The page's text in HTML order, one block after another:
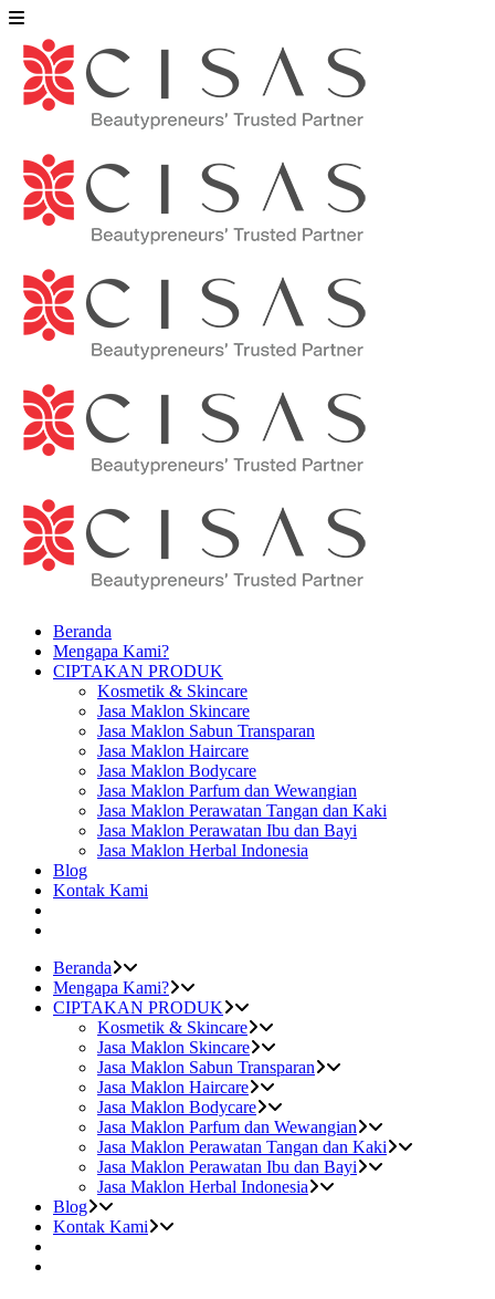
Beranda
Mengapa Kami?
CIPTAKAN PRODUK
Kosmetik & Skincare
Jasa Maklon Skincare
Jasa Maklon Sabun Transparan
Jasa Maklon Haircare
Jasa Maklon Bodycare
Jasa Maklon Parfum dan Wewangian
Jasa Maklon Perawatan Tangan dan Kaki
Jasa Maklon Perawatan Ibu dan Bayi
Jasa Maklon Herbal Indonesia
Blog
Kontak Kami
Beranda
Mengapa Kami?
CIPTAKAN PRODUK
Kosmetik & Skincare
Jasa Maklon Skincare
Jasa Maklon Sabun Transparan
Jasa Maklon Haircare
Jasa Maklon Bodycare
Jasa Maklon Parfum dan Wewangian
Jasa Maklon Perawatan Tangan dan Kaki
Jasa Maklon Perawatan Ibu dan Bayi
Jasa Maklon Herbal Indonesia
Blog
Kontak Kami